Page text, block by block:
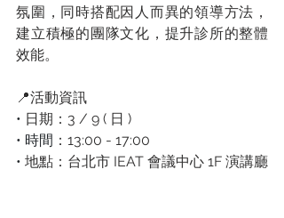
氛圍，同時搭配因人而異的領導方法，
建立積極的團隊文化，提升診所的整體
效能。
📍活動資訊
• 日期：3 / 9 ( 日 )
• 時間 ：13:00 - 17:00
• 地點：台北市 IEAT 會議中心 1F 演講廳